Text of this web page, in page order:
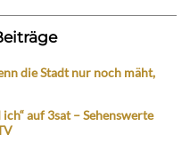
die Stadt nur noch mäht,
auf 3sat – Sehenswerte